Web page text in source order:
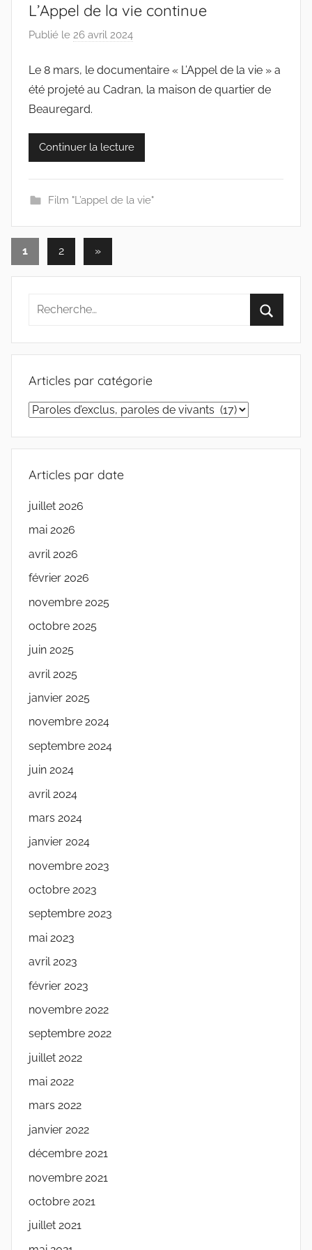
L’Appel de la vie continue
Publié le 26 avril 2024
r
c
l
e
t
Le 8 mars, le documentaire « L’Appel de la vie » a
été projeté au Cadran, la maison de quartier de
Beauregard.
Continuer la lecture
Film "L’appel de la vie"
Pagination
des
publications
1 2
Articles
»
Articles par catégorie
Articles
catégorie
Articles par date
juillet 2026
mai 2026
avril 2026
février 2026
novembre 2025
octobre 2025
juin 2025
avril 2025
janvier 2025
novembre 2024
septembre 2024
juin 2024
avril 2024
mars 2024
janvier 2024
novembre 2023
octobre 2023
septembre 2023
mai 2023
avril 2023
février 2023
novembre 2022
septembre 2022
juillet 2022
mai 2022
mars 2022
janvier 2022
décembre 2021
novembre 2021
octobre 2021
juillet 2021